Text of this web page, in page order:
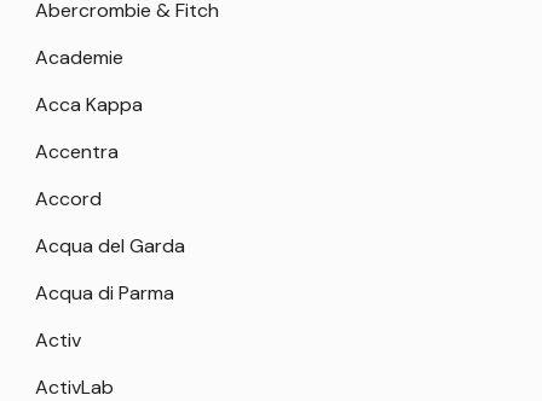
Abercrombie & Fitch
Academie
Acca Kappa
Accentra
Accord
Acqua del Garda
Acqua di Parma
Activ
ActivLab